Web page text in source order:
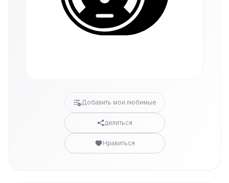
Добавить мои любимые
делиться
Нравиться